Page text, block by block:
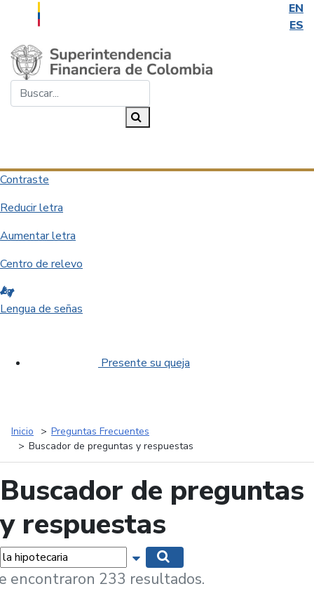
EN
ES
Saltar al contenido principal
Contraste
Reducir letra
Aumentar letra
Centro de relevo
Lengua de señas
Presente su queja
Inicio
Preguntas Frecuentes
Buscador de preguntas y respuestas
Buscador de preguntas
y respuestas
Mostrar opciones de búsqueda
encontraron 233 resultados.